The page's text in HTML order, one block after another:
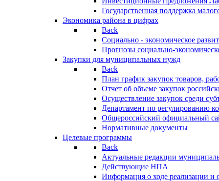
Государственная поддержка
Экономика района в цифрах
Back
Социально - экономическое
Прогнозы социально-
Закупки для муниципальных нужд
Back
План график закупок товаров,
Отчет об объеме закупок
Осуществление закупок среди
Департамент по регулированию
Общероссийский официальный
Нормативные документы
Целевые программы
Back
Актуальные редакции
Действующие НПА
Информация о ходе реализации